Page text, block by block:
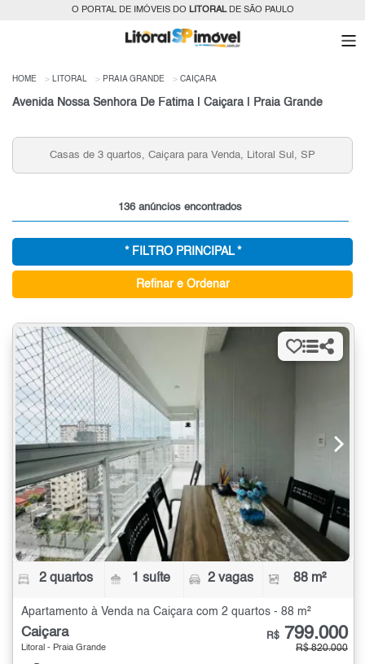
O PORTAL DE IMÓVEIS DO LITORALDE SÃO PAULO
HOME LITORAL PRAIA GRANDE CAIÇARA
Avenida Nossa Senhora De Fatima | Caiçara | Praia Grande
Casas de 3 quartos, Caiçara para Venda, Litoral Sul, SP
136 anúncios encontrados
* FILTRO PRINCIPAL *
Refinar e Ordenar
2 quartos 1 suíte 2 vagas 88 m²
Apartamento à Venda na Caiçara com 2 quartos - 88 m²
Caiçara
Litoral - Praia Grande
R$ 799.000
R$ 820.000